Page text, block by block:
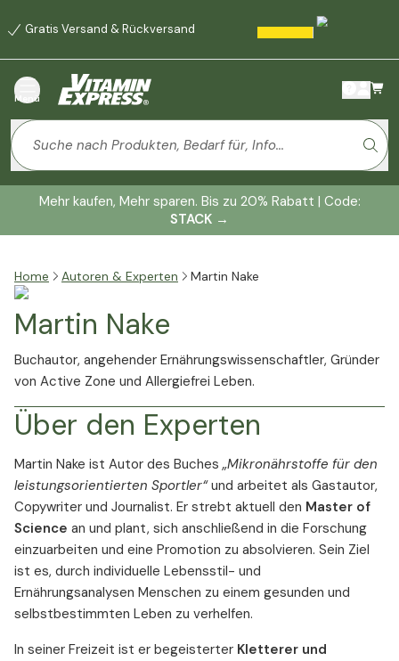
Gratis Versand & Rückversand
Menü
Mehr kaufen, Mehr sparen. Bis zu 20% Rabatt | Code:
STACK →
Home Autoren & Experten Martin Nake
Martin Nake
Buchautor, angehender Ernährungswissenschaftler, Gründer
von Active Zone und Allergiefrei Leben.
Über den Experten
Martin Nake ist Autor des Buches„Mikronährstoffe für den
leistungsorientierten Sportler“und arbeitet als Gastautor,
Copywriter und Journalist. Er strebt aktuell den Master of
Science an und plant, sich anschließend in die Forschung
einzuarbeiten und eine Promotion zu absolvieren. Sein Ziel
ist es, durch individuelle Lebensstil- und
Ernährungsanalysen Menschen zu einem gesunden und
selbstbestimmten Leben zu verhelfen.
In seiner Freizeit ist er begeisterter Kletterer und